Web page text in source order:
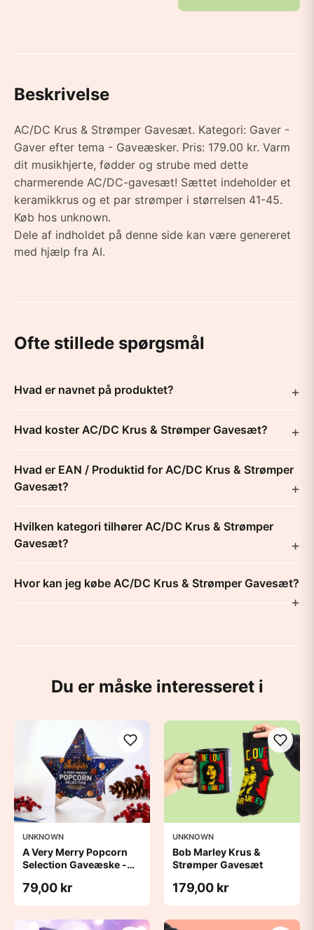
Beskrivelse
AC/DC Krus & Strømper Gavesæt. Kategori: Gaver -
Gaver efter tema - Gaveæsker. Pris: 179.00 kr. Varm
dit musikhjerte, fødder og strube med dette
charmerende AC/DC-gavesæt! Sættet indeholder et
keramikkrus og et par strømper i størrelsen 41-45.
Køb hos unknown.
Dele af indholdet på denne side kan være genereret
med hjælp fra AI.
Ofte stillede spørgsmål
Hvad er navnet på produktet?
Hvad koster AC/DC Krus & Strømper Gavesæt?
Hvad er EAN / Produktid for AC/DC Krus & Strømper
Gavesæt?
Hvilken kategori tilhører AC/DC Krus & Strømper
Gavesæt?
Hvor kan jeg købe AC/DC Krus & Strømper Gavesæt?
Du er måske interesseret i
UNKNOWN
A Very Merry Popcorn
Selection Gaveæske -
79,00 kr
UNKNOWN
Bob Marley Krus &
Strømper Gavesæt
179,00 kr